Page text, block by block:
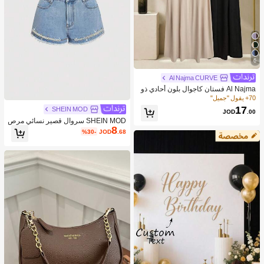
6
Al Najma CURVE
Al Najma فستان كاجوال بلون أحادي ذو
70+ يقول "جميل"
JOD17 .00
SHEIN MOD
SHEIN MOD سروال قصير نسائي مرص
ع بالراين والخرز الزجاجي وباللون الجينز
JOD8.68
%30-